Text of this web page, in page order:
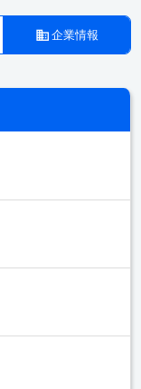
企業情報